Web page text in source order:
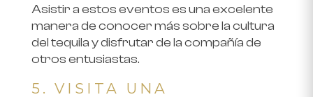
Asistir a estos eventos es una excelente
manera de conocer más sobre la cultura
del tequila y disfrutar de la compañía de
otros entusiastas.
5. VISITA UNA